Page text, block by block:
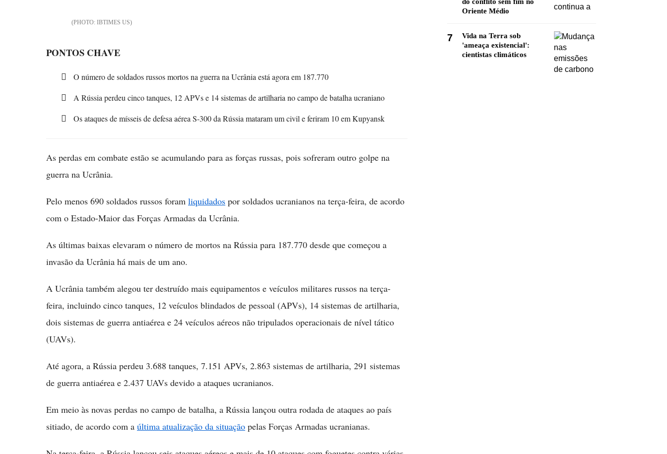
IBTIMES US
PONTOS CHAVE
O número de soldados russos mortos na guerra na Ucrânia está agora em 187.770
A Rússia perdeu cinco tanques, 12 APVs e 14 sistemas de artilharia no campo de batalha ucraniano
Os ataques de mísseis de defesa aérea S-300 da Rússia mataram um civil e feriram 10 em Kupyansk
As perdas em combate estão se acumulando para as forças russas, pois sofreram outro golpe na
guerra na Ucrânia.
Pelo menos 690 soldados russos foram liquidados por soldados ucranianos na terça-feira, de acordo
com o Estado-Maior das Forças Armadas da Ucrânia.
As últimas baixas elevaram o número de mortos na Rússia para 187.770 desde que começou a
invasão da Ucrânia há mais de um ano.
A Ucrânia também alegou ter destruído mais equipamentos e veículos militares russos na terça-
feira, incluindo cinco tanques, 12 veículos blindados de pessoal (APVs), 14 sistemas de artilharia,
dois sistemas de guerra antiaérea e 24 veículos aéreos não tripulados operacionais de nível tático
(UAVs).
Até agora, a Rússia perdeu 3.688 tanques, 7.151 APVs, 2.863 sistemas de artilharia, 291 sistemas
de guerra antiaérea e 2.437 UAVs devido a ataques ucranianos.
Em meio às novas perdas no campo de batalha, a Rússia lançou outra rodada de ataques ao país
sitiado, de acordo com a última atualização da situação pelas Forças Armadas ucranianas.
Oriente Médio
7
Vida na Terra sob
'ameaça existencial':
cientistas climáticos